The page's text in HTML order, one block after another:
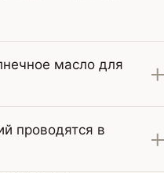
масло для
проводятся в